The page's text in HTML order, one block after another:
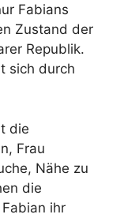
Fabians
Zustand der
Republik.
sich durch
die
Frau
Nähe zu
die
ihr